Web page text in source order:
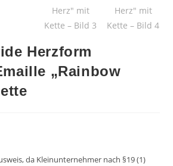
Herzform
„Rainbow
da Kleinunternehmer nach §19 (1)